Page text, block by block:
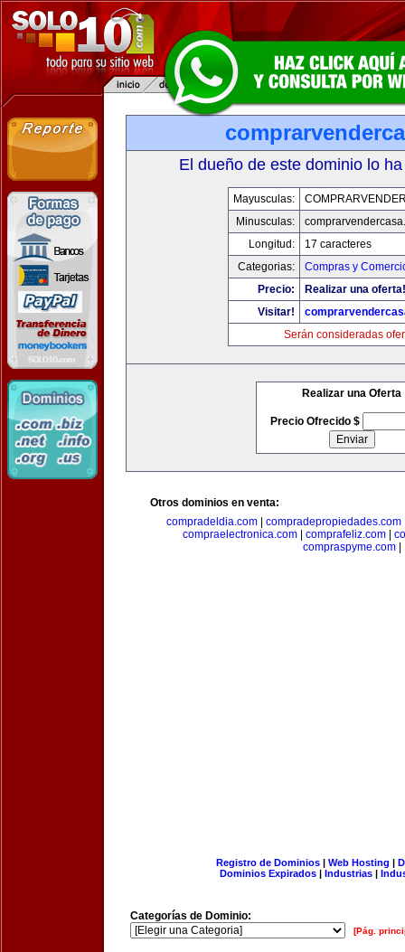
El dueño de este dominio lo
Mayusculas:
Minusculas:
Longitud:
17 caracteres
Categorias:
Compras y
Precio:
Realizar una oferta!
Visitar!
Serán consideradas
Realizar una Oferta
Precio Ofrecido $
Otros dominios en venta:
compradeldia.com
compradepropiedades.com
compraelectronica.com| comprafeliz.com|
compraspyme.com|
Registro de Dominios| Web Hosting |
Dominios Expirados | Industrias |
Categorías de Dominio:
[Pág.